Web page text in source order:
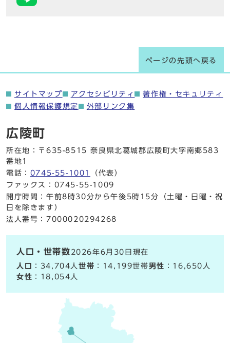
ページの先頭へ戻る
サイトマップ アクセシビリティ
著作権・セキュリティ
個人情報保護規定
外部リンク集
広陵町
所在地：〒635-8515 奈良県北葛城郡広陵町大字南郷583
番地1
電話： 0745-55-1001
（代表）
ファックス：0745-55-1009
開庁時間：午前8時30分から午後5時15分（土曜・日曜・祝
日を除きます）
法人番号：7000020294268
人口・世帯数 2026年6月30日現在
人口
：34,704人世帯 ：14,199世帯男性 ：16,650人
女性 ：18,054人